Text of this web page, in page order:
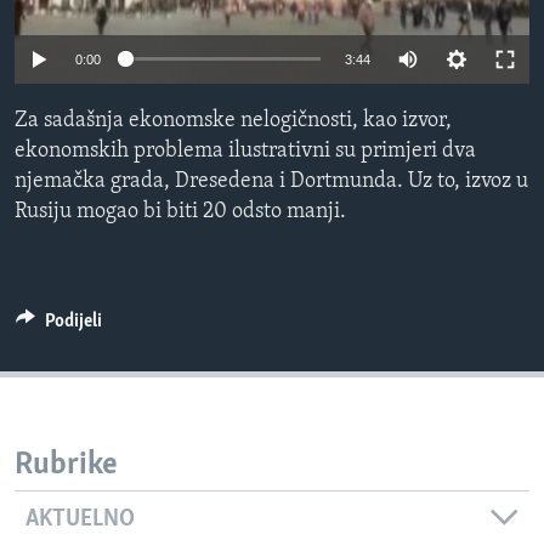
MAGAZIN
O GLASU AMERIKE
Learning English
PRATITE NAS
Jezici
0:00 3:44
Za sadašnja ekonomske nelogičnosti, kao izvor,
ekonomskih problema ilustrativni su primjeri dva
njemačka grada, Dresedena i Dortmunda. Uz to, izvoz u
Rusiju mogao bi biti 20 odsto manji.
Podijeli
Rubrike
AKTUELNO